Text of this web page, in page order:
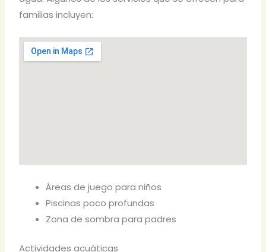
familias incluyen:
Áreas de juego para niños
Piscinas poco profundas
Zona de sombra para padres
Actividades acuáticas